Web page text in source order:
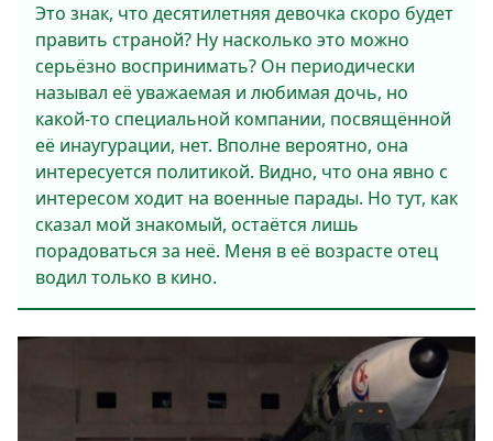
Это знак, что десятилетняя девочка скоро будет
править страной? Ну насколько это можно
серьёзно воспринимать? Он периодически
называл её уважаемая и любимая дочь, но
какой-то специальной компании, посвящённой
её инаугурации, нет. Вполне вероятно, она
интересуется политикой. Видно, что она явно с
интересом ходит на военные парады. Но тут, как
сказал мой знакомый, остаётся лишь
порадоваться за неё. Меня в её возрасте отец
водил только в кино.